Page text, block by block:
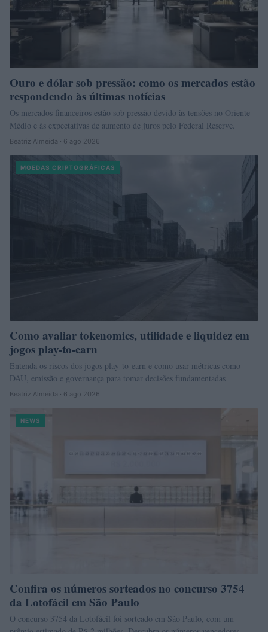
Ouro e dólar sob pressão: como os mercados estão
respondendo às últimas notícias
Os mercados financeiros estão sob pressão devido às tensões no Oriente
Médio e às expectativas de aumento de juros pelo Federal Reserve.
Beatriz Almeida · 6 ago 2026
MOEDAS CRIPTOGRÁFICAS
Como avaliar tokenomics, utilidade e liquidez em
jogos play-to-earn
Entenda os riscos dos jogos play-to-earn e como usar métricas como
DAU, emissão e governança para tomar decisões fundamentadas
Beatriz Almeida · 6 ago 2026
NEWS
Confira os números sorteados no concurso 3754
da Lotofácil em São Paulo
O concurso 3754 da Lotofácil foi sorteado em São Paulo, com um